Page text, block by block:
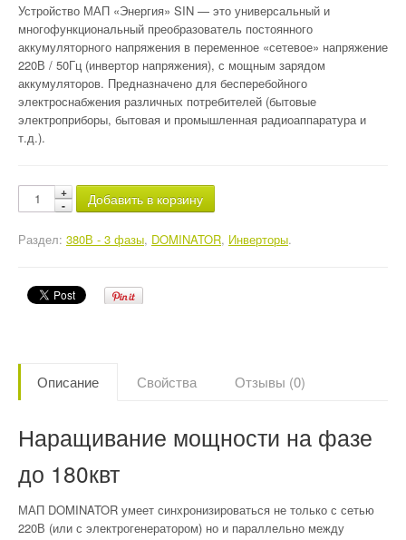
Устройство МАП «Энергия» SIN — это универсальный и
многофункциональный преобразователь постоянного
аккумуляторного напряжения в переменное «сетевое» напряжение
220В / 50Гц (инвертор напряжения), с мощным зарядом
аккумуляторов. Предназначено для бесперебойного
электроснабжения различных потребителей (бытовые
электроприборы, бытовая и промышленная радиоаппаратура и
т.д.).
Добавить в корзину
Раздел: 380В - 3 фазы, DOMINATOR, Инверторы.
Описание Свойства Отзывы (0)
Наращивание мощности на фазе
до 180квт
МАП DOMINATOR умеет синхронизироваться не только с сетью
220В (или с электрогенератором) но и параллельно между